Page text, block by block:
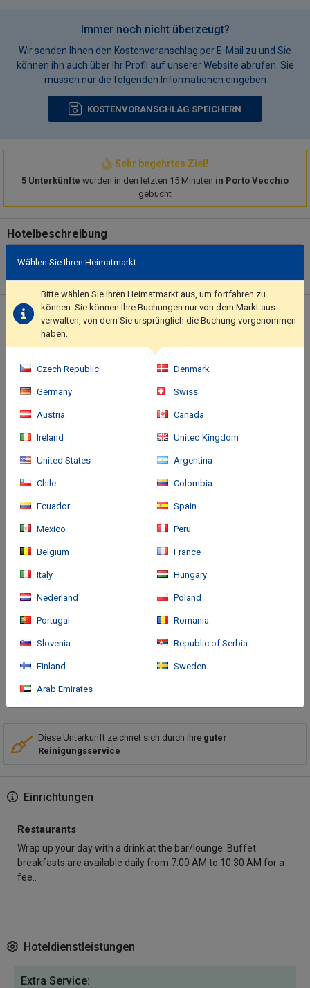
Immer noch nicht überzeugt?
Wir senden Ihnen den Kostenvoranschlag per E-Mail zu und Sie
können ihn auch über Ihr Profil auf unserer Website abrufen. Sie
müssen nur die folgenden Informationen eingeben
KOSTENVORANSCHLAG SPEICHERN
Sehr begehrtes Ziel!
5 Unterkünfte wurden in den letzten 15 Minuten in Porto Vecchio
gebucht
Hotelbeschreibung
amenities such as complimentary wireless internet access and
babysitting (surcharge).. This property has received its official
star rating from the French Tourism Development Agency,
ATOUT France.. Featured amenities include a computer station,
express check-out, and complimentary newspapers in the lobby.
Free self parking is available onsite..
Standort des Hotels
Anreise
Porto-Vecchio, steps from St Jean-Baptiste Church and 7
minutes by foot from Bastion de France. This hotel is 5.3 mi (8.6
Mehr
Diese Unterkunft zeichnet sich durch ihre guter
Reinigungsservice
Einrichtungen
Restaurants
Wrap up your day with a drink at the bar/lounge. Buffet
breakfasts are available daily from 7:00 AM to 10:30 AM for a
fee..
Hoteldienstleistungen
Extra Service:
Wählen Sie Ihren Heimatmarkt
Bitte wählen Sie Ihren Heimatmarkt aus, um fortfahren zu
können. Sie können Ihre Buchungen nur von dem Markt aus
verwalten, von dem Sie ursprünglich die Buchung vorgenommen
haben.
Czech Republic Denmark
Germany Swiss
Austria Canada
Ireland United Kingdom
United States Argentina
Chile Colombia
Ecuador Spain
Mexico Peru
Belgium France
Italy Hungary
Nederland Poland
Portugal Romania
Slovenia Republic of Serbia
Finland Sweden
Arab Emirates